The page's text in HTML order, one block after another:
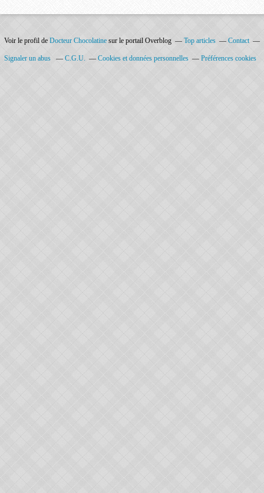
Voir le profil de Docteur Chocolatine sur le portail Overblog Top articles Contact
Signaler un abus C.G.U. Cookies et données personnelles Préférences cookies